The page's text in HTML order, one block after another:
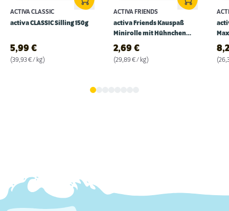
ACTIVA CLASSIC
activa CLASSIC Silling 150g
5,99 €
(39,93 € / kg)
ACTIVA FRIENDS
activa Friends Kauspaß
Minirolle mit Hühnchen
90g
2,69 €
(29,89 € / kg)
315g